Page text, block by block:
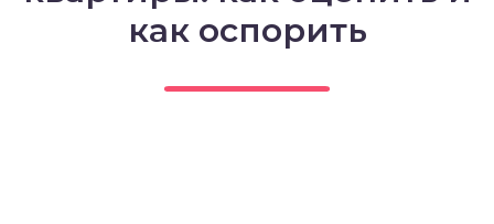
как оспорить